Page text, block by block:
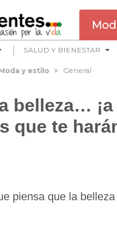
SALUD Y BIENESTAR
y estilo General
belleza…
que te
piensa que la